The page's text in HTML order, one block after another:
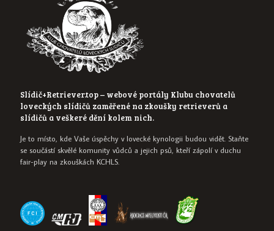
Slídič+Retriever.top – webové portály Klubu chovatelů
loveckých slídičů zaměřené na zkoušky retrieverů a
slídičů a veškeré dění kolem nich.
Je to místo, kde Vaše úspěchy v lovecké kynologii budou vidět. Staňte
se součástí skvělé komunity vůdců a jejich psů, kteří zápolí v duchu
fair-play na zkouškách KCHLS.